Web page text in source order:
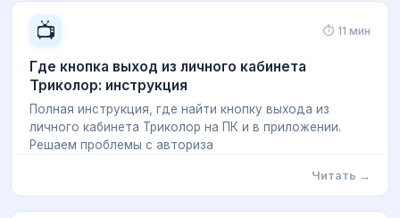
📺 ⏱ 11 мин
Где кнопка выход из личного кабинета
Триколор: инструкция
Полная инструкция, где найти кнопку выхода из
личного кабинета Триколор на ПК и в приложении.
Решаем проблемы с авториза
Читать →